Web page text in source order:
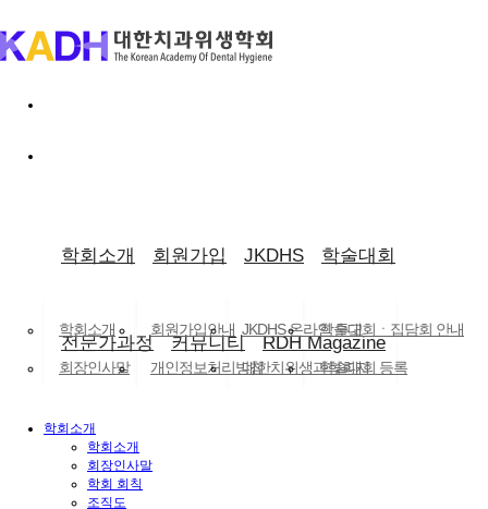
로그인
LANGUAGE
닫기
학회소개
학회소개
회장인사말
조직도
회원가입
회원가입안내
개인정보처리방침
JKDHS
JKDHS 온라인 투고
대한치위생과학회지
학술대회
학술대회ㆍ집담회 안내
학술대회 등록
전문가과정 커뮤니티 RDH Magazine
학회소개
학회소개
회장인사말
학회 회칙
조직도